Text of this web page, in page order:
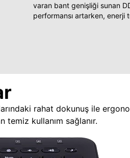
varan bant genişliği sunan
performansı artarken, enerji
rahat dokunuş ile
temiz kullanım sağlanır.